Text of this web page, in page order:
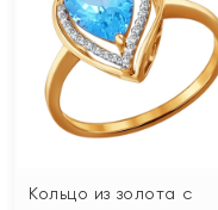
Кольцо из золота с